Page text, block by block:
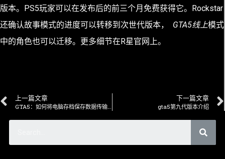
版本。PS5玩家可以在发布后的前三个月免费获得它。Rockstar
还确认故事模式的进度可以转移到次世代版本， GTA5线上模式
中的角色也可以迁移。更多细节在R星官网上。
上一篇文章 下一篇文章
gta5第九代版本介绍